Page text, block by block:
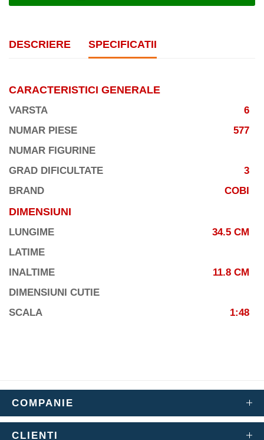
DESCRIERE SPECIFICATII
CARACTERISTICI GENERALE
VARSTA
6
NUMAR PIESE
577
NUMAR FIGURINE
GRAD DIFICULTATE
3
BRAND
COBI
DIMENSIUNI
LUNGIME
34.5 CM
LATIME
INALTIME
11.8 CM
DIMENSIUNI CUTIE
SCALA
1:48
COMPANIE
CLIENTI